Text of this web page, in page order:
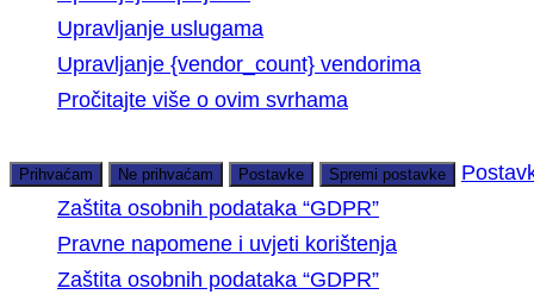
Upravljanje uslugama
Upravljanje {vendor_count} vendorima
Pročitajte više o ovim svrhama
Prihvaćam Ne prihvaćam Postavke Spremi postavke
Zaštita osobnih podataka “GDPR”
Pravne napomene i uvjeti korištenja
Zaštita osobnih podataka “GDPR”